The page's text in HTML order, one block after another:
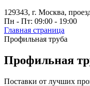
129343, г. Москва,
Пн - Пт: 09:00 - 19:00
Главная страница
Профильная труба
Профильная
Поставки от лучших